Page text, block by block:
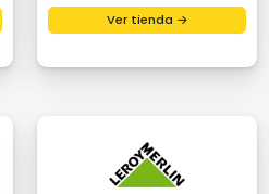
Ver tienda →